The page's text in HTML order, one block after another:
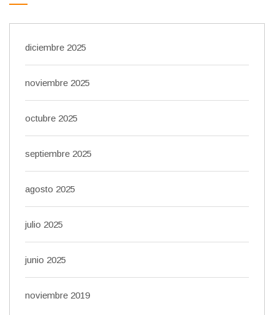
diciembre 2025
noviembre 2025
octubre 2025
septiembre 2025
agosto 2025
julio 2025
junio 2025
noviembre 2019